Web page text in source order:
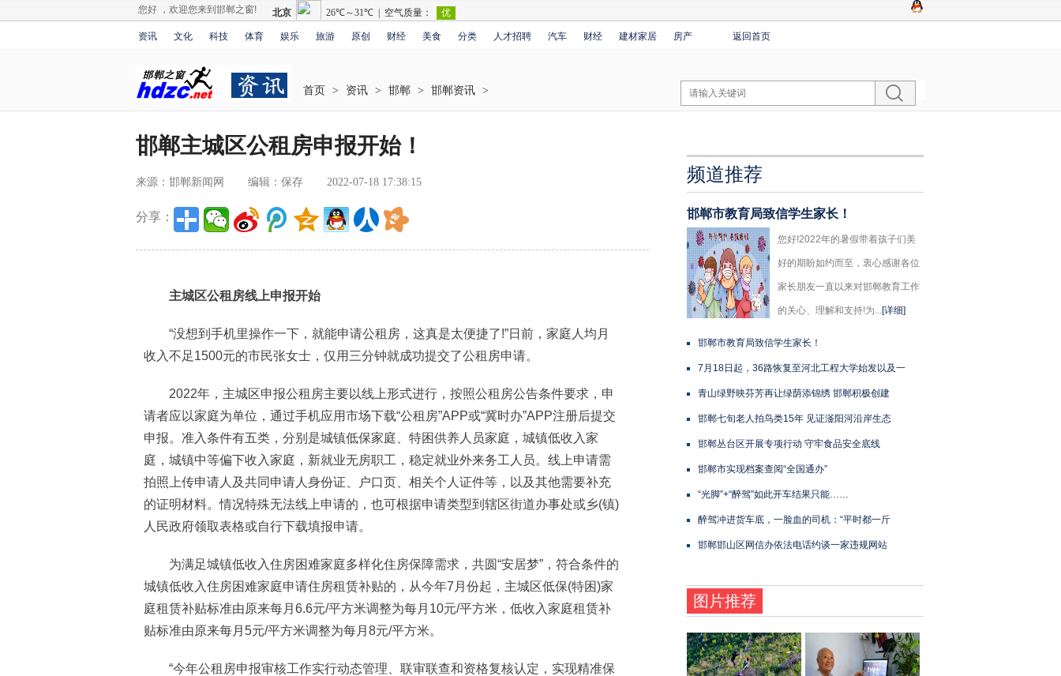
您好 ，欢迎您来到邯郸之窗!
资讯 文化 科技 体育 娱乐 旅游 原创 财经 美食 分类 人才招聘 汽车 财经 建材家居 房产 返回首页
首页 > 资讯 > 邯郸 > 邯郸资讯 >
邯郸主城区公租房申报开始！
来源：邯郸新闻网 编辑：保存 2022-07-18 17:38:15
分享：
主城区公租房线上申报开始
“没想到手机里操作一下，就能申请公租房，这真是太便捷了!”日前，家庭人均月
收入不足1500元的市民张女士，仅用三分钟就成功提交了公租房申请。
2022年，主城区申报公租房主要以线上形式进行，按照公租房公告条件要求，申
请者应以家庭为单位，通过手机应用市场下载“公租房”APP或“冀时办”APP注册后提交
申报。准入条件有五类，分别是城镇低保家庭、特困供养人员家庭，城镇低收入家
庭，城镇中等偏下收入家庭，新就业无房职工，稳定就业外来务工人员。线上申请需
拍照上传申请人及共同申请人身份证、户口页、相关个人证件等，以及其他需要补充
的证明材料。情况特殊无法线上申请的，也可根据申请类型到辖区街道办事处或乡(镇)
人民政府领取表格或自行下载填报申请。
为满足城镇低收入住房困难家庭多样化住房保障需求，共圆“安居梦”，符合条件的
城镇低收入住房困难家庭申请住房租赁补贴的，从今年7月份起，主城区低保(特困)家
庭租赁补贴标准由原来每月6.6元/平方米调整为每月10元/平方米，低收入家庭租赁补
贴标准由原来每月5元/平方米调整为每月8元/平方米。
“今年公租房申报审核工作实行动态管理、联审联查和资格复核认定，实现精准保
频道推荐
邯郸市教育局致信学生家长！
您好!2022年的暑假带着孩子们美
好的期盼如约而至，衷心感谢各位
家长朋友一直以来对邯郸教育工作
的关心、理解和支持!为...[详细]
邯郸市教育局致信学生家长！
7月18日起，36路恢复至河北工程大学始发以及一
青山绿野映芬芳再让绿荫添锦绣 邯郸积极创建
邯郸七旬老人拍鸟类15年 见证滏阳河沿岸生态
邯郸丛台区开展专项行动 守牢食品安全底线
邯郸市实现档案查阅“全国通办”
“光脚”+“醉驾”如此开车结果只能……
醉驾冲进货车底，一脸血的司机：“平时都一斤
邯郸邯山区网信办依法电话约谈一家违规网站
图片推荐